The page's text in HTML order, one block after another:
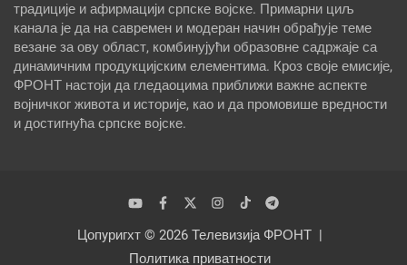
традиције и афирмацији српске војске. Примарни циљ
канала је да на савремен и модеран начин обрађује теме
везане за ову област, комбинујући образовне садржаје са
динамичним продукцијским елементима. Кроз своје емисије,
ФРОНТ настоји да гледаоцима приближи важне аспекте
војничког живота и историје, као и да промовише вредности
и достигнућа српске војске.
Цопyригхт © 2026 Телевизија ФРОНТ
Политика приватности